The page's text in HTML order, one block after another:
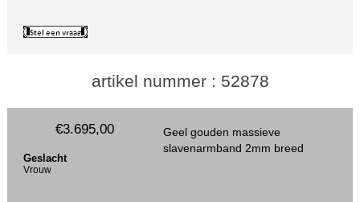
artikel nummer : 52878
Geel gouden massieve
slavenarmband 2mm breed
€3.695,00
Geslacht
Vrouw